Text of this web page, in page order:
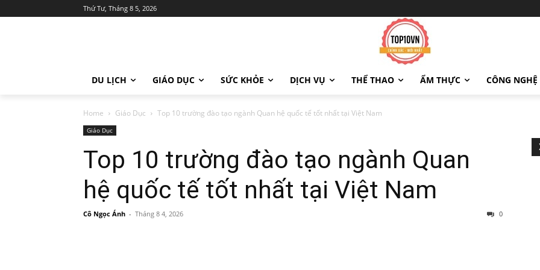
Thứ Tư, Tháng 8 5, 2026
DU LỊCH GIÁO DỤC SỨC KHỎE DỊCH VỤ THỂ THAO ẨM THỰC CÔNG NGHỆ
Home Giáo Dục Top 10 trường đào tạo ngành Quan hệ quốc tế tốt nhất tại Việt Nam
Giáo Dục
Top 10 trường đào tạo ngành Quan
hệ quốc tế tốt nhất tại Việt Nam
Cô Ngọc Ánh - Tháng 8 4, 2026 0